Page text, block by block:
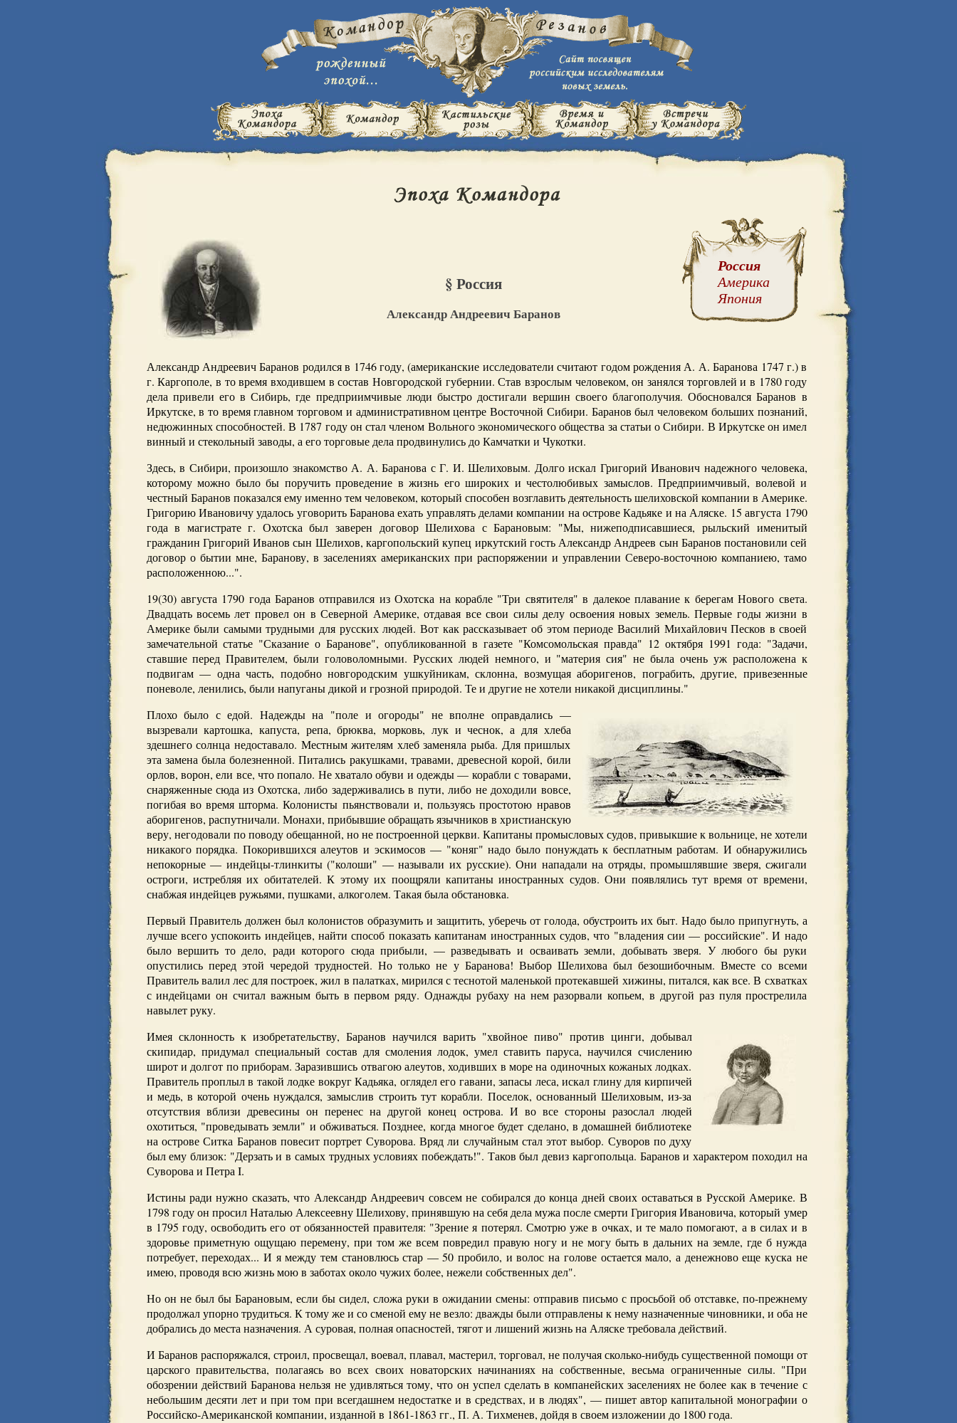
Россия
Америка
Япония
§ Россия
Александр Андреевич Баранов
Александр Андреевич Баранов родился в 1746 году, (американские исследователи считают годом рождения А. А. Баранова 1747 г.) в
г. Каргополе, в то время входившем в состав Новгородской губернии. Став взрослым человеком, он занялся торговлей и в 1780 году
дела привели его в Сибирь, где предприимчивые люди быстро достигали вершин своего благополучия. Обосновался Баранов в
Иркутске, в то время главном торговом и административном центре Восточной Сибири. Баранов был человеком больших познаний,
недюжинных способностей. В 1787 году он стал членом Вольного экономического общества за статьи о Сибири. В Иркутске он имел
винный и стекольный заводы, а его торговые дела продвинулись до Камчатки и Чукотки.
Здесь, в Сибири, произошло знакомство А. А. Баранова с Г. И. Шелиховым. Долго искал Григорий Иванович надежного человека,
которому можно было бы поручить проведение в жизнь его широких и честолюбивых замыслов. Предприимчивый, волевой и
честный Баранов показался ему именно тем человеком, который способен возглавить деятельность шелиховской компании в Америке.
Григорию Ивановичу удалось уговорить Баранова ехать управлять делами компании на острове Кадьяке и на Аляске. 15 августа 1790
года в магистрате г. Охотска был заверен договор Шелихова с Барановым: "Мы, нижеподписавшиеся, рыльский именитый
гражданин Григорий Иванов сын Шелихов, каргопольский купец иркутский гость Александр Андреев сын Баранов постановили сей
договор о бытии мне, Баранову, в заселениях американских при распоряжении и управлении Северо-восточною компаниею, тамо
расположенною...".
19(30) августа 1790 года Баранов отправился из Охотска на корабле "Три святителя" в далекое плавание к берегам Нового света.
Двадцать восемь лет провел он в Северной Америке, отдавая все свои силы делу освоения новых земель. Первые годы жизни в
Америке были самыми трудными для русских людей. Вот как рассказывает об этом периоде Василий Михайлович Песков в своей
замечательной статье "Сказание о Баранове", опубликованной в газете "Комсомольская правда" 12 октября 1991 года: "Задачи,
ставшие перед Правителем, были головоломными. Русских людей немного, и "материя сия" не была очень уж расположена к
подвигам — одна часть, подобно новгородским ушкуйникам, склонна, возмущая аборигенов, пограбить, другие, привезенные
поневоле, ленились, были напуганы дикой и грозной природой. Те и другие не хотели никакой дисциплины."
Плохо было с едой. Надежды на "поле и огороды" не вполне оправдались —
вызревали картошка, капуста, репа, брюква, морковь, лук и чеснок, а для хлеба
здешнего солнца недоставало. Местным жителям хлеб заменяла рыба. Для пришлых
эта замена была болезненной. Питались ракушками, травами, древесной корой, били
орлов, ворон, ели все, что попало. Не хватало обуви и одежды — корабли с товарами,
снаряженные сюда из Охотска, либо задерживались в пути, либо не доходили вовсе,
погибая во время шторма. Колонисты пьянствовали и, пользуясь простотою нравов
аборигенов, распутничали. Монахи, прибывшие обращать язычников в христианскую
веру, негодовали по поводу обещанной, но не построенной церкви. Капитаны промысловых судов, привыкшие к вольнице, не хотели
никакого порядка. Покорившихся алеутов и эскимосов — "коняг" надо было понуждать к бесплатным работам. И обнаружились
непокорные — индейцы-тлинкиты ("колоши" — называли их русские). Они нападали на отряды, промышлявшие зверя, сжигали
остроги, истребляя их обитателей. К этому их поощряли капитаны иностранных судов. Они появлялись тут время от времени,
снабжая индейцев ружьями, пушками, алкоголем. Такая была обстановка.
Первый Правитель должен был колонистов образумить и защитить, уберечь от голода, обустроить их быт. Надо было припугнуть, а
лучше всего успокоить индейцев, найти способ показать капитанам иностранных судов, что "владения сии — российские". И надо
было вершить то дело, ради которого сюда прибыли, — разведывать и осваивать земли, добывать зверя. У любого бы руки
опустились перед этой чередой трудностей. Но только не у Баранова! Выбор Шелихова был безошибочным. Вместе со всеми
Правитель валил лес для построек, жил в палатках, мирился с теснотой маленькой протекавшей хижины, питался, как все. В схватках
с индейцами он считал важным быть в первом ряду. Однажды рубаху на нем разорвали копьем, в другой раз пуля прострелила
навылет руку.
Имея склонность к изобретательству, Баранов научился варить "хвойное пиво" против цинги, добывал
скипидар, придумал специальный состав для смоления лодок, умел ставить паруса, научился счислению
широт и долгот по приборам. Заразившись отвагою алеутов, ходивших в море на одиночных кожаных лодках.
Правитель проплыл в такой лодке вокруг Кадьяка, оглядел его гавани, запасы леса, искал глину для кирпичей
и медь, в которой очень нуждался, замыслив строить тут корабли. Поселок, основанный Шелиховым, из-за
отсутствия вблизи древесины он перенес на другой конец острова. И во все стороны разослал людей
охотиться, "проведывать земли" и обживаться. Позднее, когда многое будет сделано, в домашней библиотеке
на острове Ситка Баранов повесит портрет Суворова. Вряд ли случайным стал этот выбор. Суворов по духу
был ему близок: "Дерзать и в самых трудных условиях побеждать!". Таков был девиз каргопольца. Баранов и характером походил на
Суворова и Петра I.
Истины ради нужно сказать, что Александр Андреевич совсем не собирался до конца дней своих оставаться в Русской Америке. В
1798 году он просил Наталью Алексеевну Шелихову, принявшую на себя дела мужа после смерти Григория Ивановича, который умер
в 1795 году, освободить его от обязанностей правителя: "Зрение я потерял. Смотрю уже в очках, и те мало помогают, а в силах и в
здоровье приметную ощущаю перемену, при том же всем повредил правую ногу и не могу быть в дальних на земле, где б нужда
потребует, переходах... И я между тем становлюсь стар — 50 пробило, и волос на голове остается мало, а денежново еще куска не
имею, проводя всю жизнь мою в заботах около чужих более, нежели собственных дел".
Но он не был бы Барановым, если бы сидел, сложа руки в ожидании смены: отправив письмо с просьбой об отставке, по-прежнему
продолжал упорно трудиться. К тому же и со сменой ему не везло: дважды были отправлены к нему назначенные чиновники, и оба не
добрались до места назначения. А суровая, полная опасностей, тягот и лишений жизнь на Аляске требовала действий.
И Баранов распоряжался, строил, просвещал, воевал, плавал, мастерил, торговал, не получая сколько-нибудь существенной помощи от
царского правительства, полагаясь во всех своих новаторских начинаниях на собственные, весьма ограниченные силы. "При
обозрении действий Баранова нельзя не удивляться тому, что он успел сделать в компанейских заселениях не более как в течение с
небольшим десяти лет и при том при всегдашнем недостатке и в средствах, и в людях", — пишет автор капитальной монографии о
Российско-Американской компании, изданной в 1861-1863 гг., П. А. Тихменев, дойдя в своем изложении до 1800 года.